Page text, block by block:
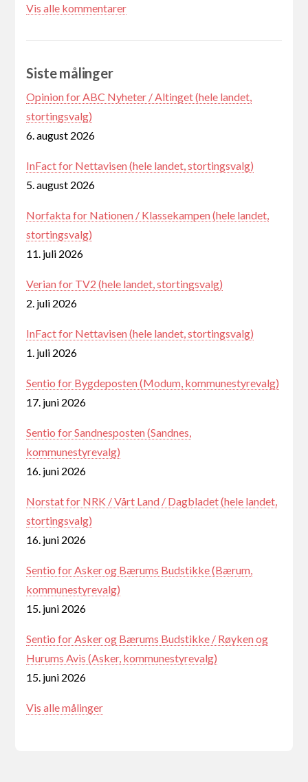
Vis alle kommentarer
Siste målinger
Opinion for ABC Nyheter / Altinget (hele landet,
stortingsvalg)
6. august 2026
InFact for Nettavisen (hele landet, stortingsvalg)
5. august 2026
Norfakta for Nationen / Klassekampen (hele landet,
stortingsvalg)
11. juli 2026
Verian for TV2 (hele landet, stortingsvalg)
2. juli 2026
InFact for Nettavisen (hele landet, stortingsvalg)
1. juli 2026
Sentio for Bygdeposten (Modum, kommunestyrevalg)
17. juni 2026
Sentio for Sandnesposten (Sandnes,
kommunestyrevalg)
16. juni 2026
Norstat for NRK / Vårt Land / Dagbladet (hele landet,
stortingsvalg)
16. juni 2026
Sentio for Asker og Bærums Budstikke (Bærum,
kommunestyrevalg)
15. juni 2026
Sentio for Asker og Bærums Budstikke / Røyken og
Hurums Avis (Asker, kommunestyrevalg)
15. juni 2026
Vis alle målinger